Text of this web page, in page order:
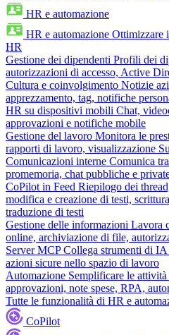
HR e automazione
HR e automazione Ottimizzare
HR
Gestione dei dipendenti Profili dei
autorizzazioni di accesso, Active
Cultura e coinvolgimento Notizie
apprezzamento, tag, notifiche
HR su dispositivi mobili Chat,
approvazioni e notifiche mobile
Gestione del lavoro Monitora le
rapporti di lavoro, visualizzazione
Comunicazioni interne Comunica
promemoria, chat pubbliche e
CoPilot in Feed Riepilogo dei
modifica e creazione di testi,
traduzione di testi
Gestione delle informazioni Lavora
online, archiviazione di file,
Server MCP Collega strumenti di
azioni sicure nello spazio di lavoro
Automazione Semplificare le
approvazioni, note spese, RPA,
Tutte le funzionalità di HR e
CoPilot